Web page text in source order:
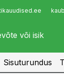
Infopank
Sisuturundus